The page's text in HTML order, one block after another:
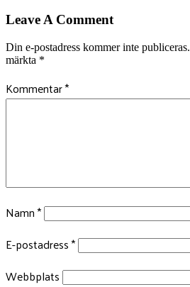
Leave A Comment
Din e-postadress kommer inte publiceras.
märkta *
Kommentar*
Namn*
E-postadress*
Webbplats